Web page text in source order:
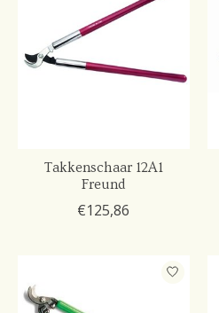
Takkenschaar 12A1
Freund
€125,86